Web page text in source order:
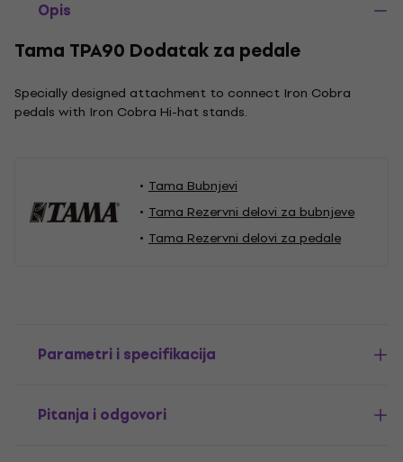
Opis
Tama TPA90 Dodatak za pedale
Specially designed attachment to connect Iron Cobra
pedals with Iron Cobra Hi-hat stands.
Tama Bubnjevi
Tama Rezervni delovi za bubnjeve
Tama Rezervni delovi za pedale
Parametri i specifikacija
Pitanja i odgovori